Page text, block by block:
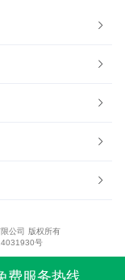
公司 版权所有
号
费服务热线